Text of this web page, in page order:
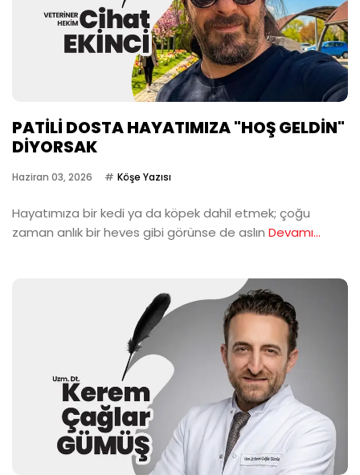
PATİLİ DOSTA HAYATIMIZA "HOŞ GELDİN"
DİYORSAK
Haziran 03, 2026 Köşe Yazısı
Hayatımıza bir kedi ya da köpek dahil etmek; çoğu
zaman anlık bir heves gibi görünse de aslın Devamı...